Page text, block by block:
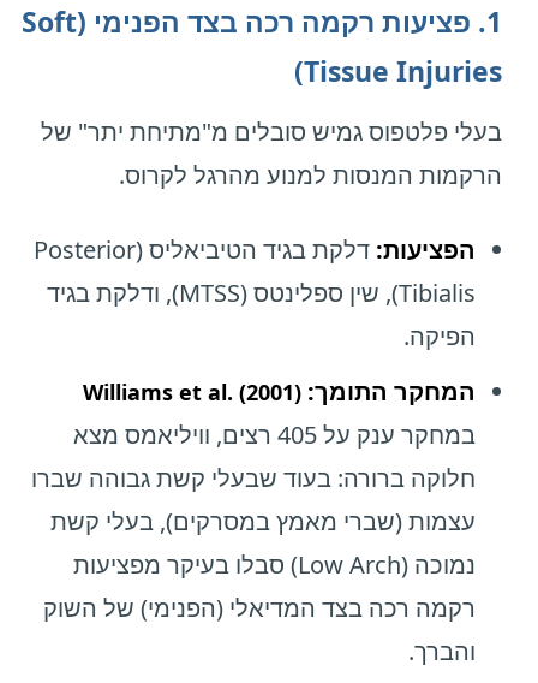
1. פציעות רקמה רכה בצד הפנימי (Soft
Tissue Injuries)
בעלי פלטפוס גמיש סובלים מ"מתיחת יתר" של
הרקמות המנסות למנוע מהרגל לקרוס.
הפציעות:
דלקת בגיד הטיביאליס (Posterior
Tibialis), שין ספלינטס (MTSS), ודלקת בגיד
הפיקה.
המחקר התומך: Williams et al. (2001)
במחקר ענק על 405 רצים, וויליאמס מצא
חלוקה ברורה: בעוד שבעלי קשת גבוהה שברו
עצמות (שברי מאמץ במסרקים), בעלי קשת
נמוכה (Low Arch) סבלו בעיקר מפציעות
רקמה רכה בצד המדיאלי (הפנימי) של השוק
והברך.